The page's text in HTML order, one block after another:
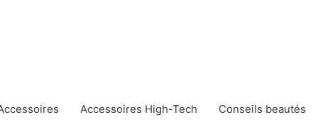
Accessoires High-Tech Conseils beautés